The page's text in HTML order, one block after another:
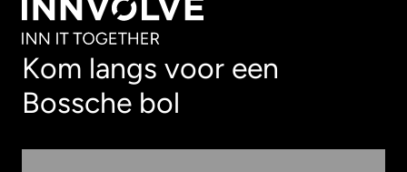
Kom langs voor een
Bossche bol